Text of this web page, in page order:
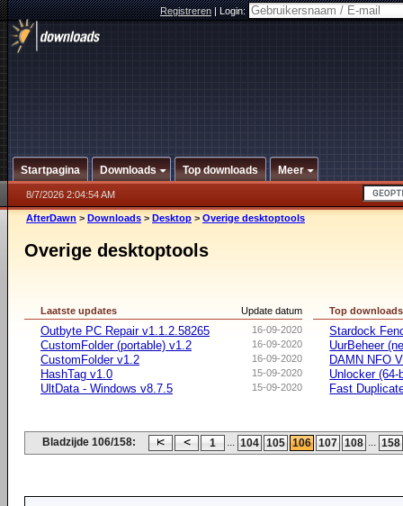
Registreren|Login:
Startpagina Downloads Top downloads Meer
8/7/2026 2:04:54 AM
AfterDawn > Downloads > Desktop > Overige desktoptools
Overige desktoptools
Update datum
Laatste updates
16-09-2020
Outbyte PC Repair v1.1.2.58265
16-09-2020
CustomFolder (portable) v1.2
16-09-2020
CustomFolder v1.2
15-09-2020
HashTag v1.0
15-09-2020
UltData - Windows v8.7.5
Top downloads
Stardock
UurBeheer
DAMN NFO
Unlocker (64-
Fast
Bladzijde 106/158: 1 ... 104 105 106 107 108 ... 158